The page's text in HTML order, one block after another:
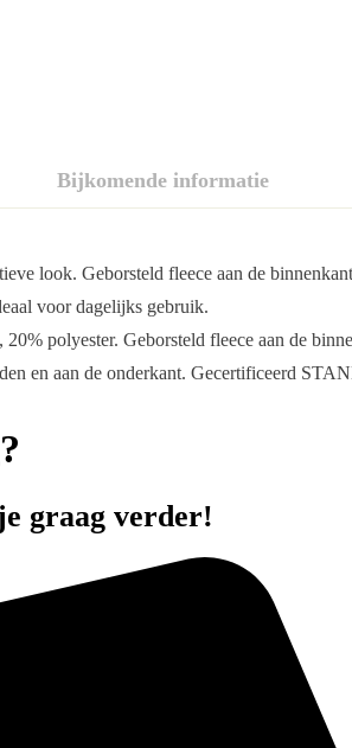
Bijkomende informatie
look. Geborsteld fleece aan de
voor dagelijks gebruik.
20% polyester. Geborsteld fleece aan de
en aan de onderkant. Gecertificeerd
graag verder!